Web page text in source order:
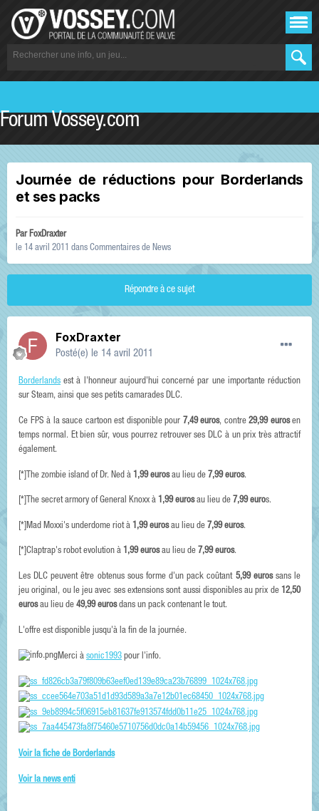
Forum Vossey.com
Journée de réductions pour Borderlands
et ses packs
ParFoxDraxter
le 14 avril 2011 dans Commentaires de News
Répondre à ce sujet
FoxDraxter
Posté(e) le 14 avril 2011
Borderlands est à l'honneur aujourd'hui concerné par une importante réduction
sur Steam, ainsi que ses petits camarades DLC.
Ce FPS à la sauce cartoon est disponible pour 7,49 euros, contre 29,99 eurosen
temps normal. Et bien sûr, vous pourrez retrouver ses DLC à un prix très attractif
également.
[*]The zombie island of Dr. Ned à 1,99 eurosau lieu de 7,99 euros.
[*]The secret armory of General Knoxx à 1,99 eurosau lieu de 7,99 euros.
[*]Mad Moxxi's underdome riot à 1,99 eurosau lieu de 7,99 euros.
[*]Claptrap's robot evolution à 1,99 eurosau lieu de 7,99 euros.
Les DLC peuvent être obtenus sous forme d'un pack coûtant 5,99 eurossans le
jeu original, ou le jeu avec ses extensions sont aussi disponibles au prix de 12,50
eurosau lieu de 49,99 eurosdans un pack contenant le tout.
L'offre est disponible jusqu'à la fin de la journée.
Merci à sonic1993 pour l'info.
Voir la fiche de Borderlands
Voir la news enti